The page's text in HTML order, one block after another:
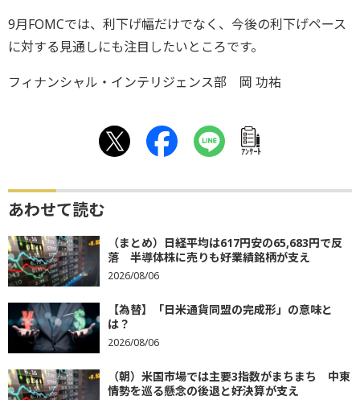
9月FOMCでは、利下げ幅だけでなく、今後の利下げペース
に対する見通しにも注目したいところです。
フィナンシャル・インテリジェンス部 岡 功祐
ｱﾝｹｰﾄ
あわせて読む
（まとめ）日経平均は617円安の65,683円で反
落 半導体株に売りも好業績銘柄が支え
2026/08/06
【為替】「日米通貨同盟の完成形」の意味と
は？
2026/08/06
（朝）米国市場では主要3指数がまちまち 中東
情勢を巡る懸念の後退と好決算が支え